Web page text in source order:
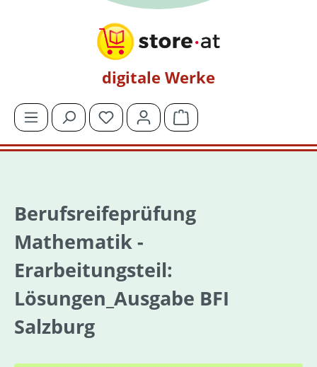
digitale Werke
Du hast 0 Produkte auf dem Merkzettel
Warenkorb enthält 0
Berufsreifeprüfung
Mathematik -
Erarbeitungsteil:
Lösungen_Ausgabe BFI
Salzburg